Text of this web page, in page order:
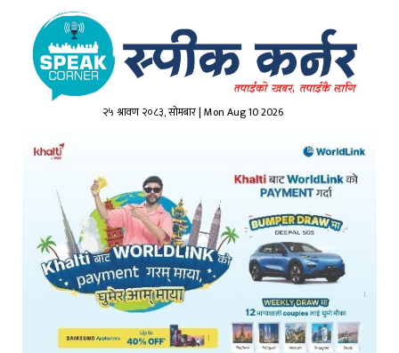
२५ श्रावण २०८३, सोमबार | Mon Aug 10 2026